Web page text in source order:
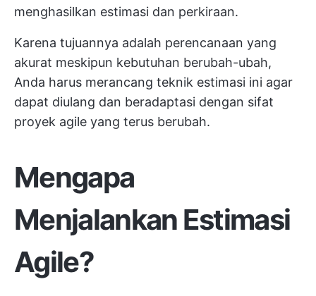
menghasilkan estimasi dan perkiraan.
Karena tujuannya adalah perencanaan yang
akurat meskipun kebutuhan berubah-ubah,
Anda harus merancang teknik estimasi ini agar
dapat diulang dan beradaptasi dengan sifat
proyek agile yang terus berubah.
Mengapa
Menjalankan Estimasi
Agile?